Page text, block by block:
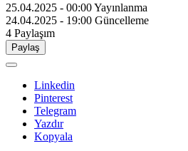
25.04.2025 - 00:00Yayınlanma
24.04.2025 - 19:00 Güncelleme
4 Paylaşım
Paylaş
Linkedin
Pinterest
Telegram
Yazdır
Kopyala